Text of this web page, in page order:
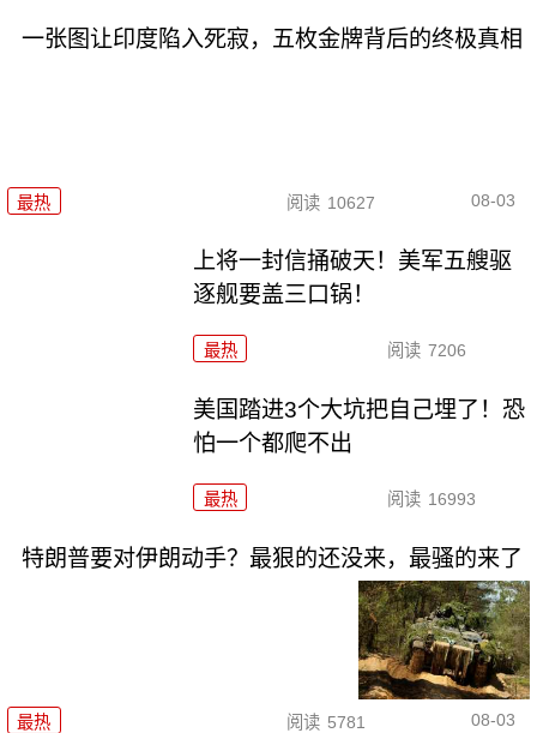
一张图让印度陷入死寂，五枚金牌背后的终极真相
最热 阅读 10627 08-03
上将一封信捅破天！美军五艘驱
逐舰要盖三口锅！
最热 阅读 7206
美国踏进3个大坑把自己埋了！恐
怕一个都爬不出
最热 阅读 16993
特朗普要对伊朗动手？最狠的还没来，最骚的来了
最热 阅读 5781 08-03